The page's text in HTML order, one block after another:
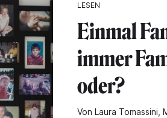
LESEN
Einmal
immer
oder?
Von Laura Tomassini,